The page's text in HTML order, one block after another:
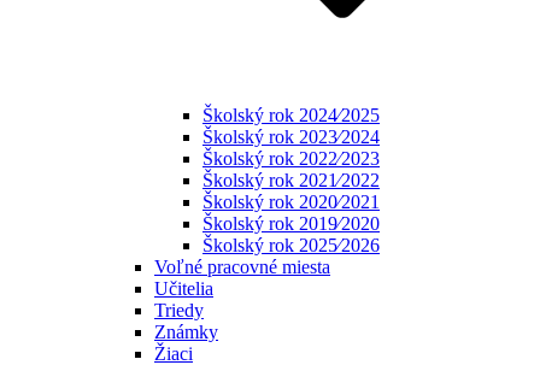
Školský rok 2024⁄2025
Školský rok 2023⁄2024
Školský rok 2022⁄2023
Školský rok 2021⁄2022
Školský rok 2020⁄2021
Školský rok 2019⁄2020
Školský rok 2025⁄2026
Voľné pracovné miesta
Učitelia
Triedy
Známky
Žiaci